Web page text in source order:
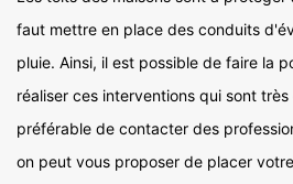
faut mettre en place des conduits
pluie. Ainsi, il est possible de faire la
réaliser ces interventions qui sont
préférable de contacter des
on peut vous proposer de placer